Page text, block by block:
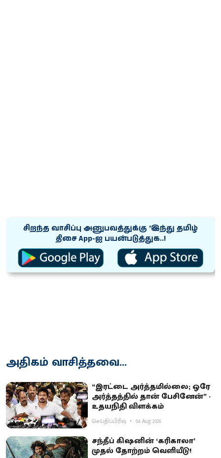
சிறந்த வாசிப்பு அனுபவத்துக்கு ‘இந்து தமிழ்
திசை App-ஐ பயன்படுத்துக..!
அதிகம் வாசித்தவை...
“இரட்டை அர்த்தமில்லை; ஒரே
அர்த்தத்தில் தான் பேசினேன்” -
உதயநிதி விளக்கம்
செய்திப்பிரிவு 04 Aug 2026
சந்தீப் கிஷனின் ‘கரிகாலா’
முதல் தோற்றம் வெளியீடு!